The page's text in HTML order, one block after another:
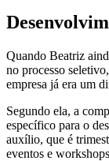
Quando Beatriz
no processo
empresa já era um
Segundo ela, a
específico para o
auxílio, que é
eventos e